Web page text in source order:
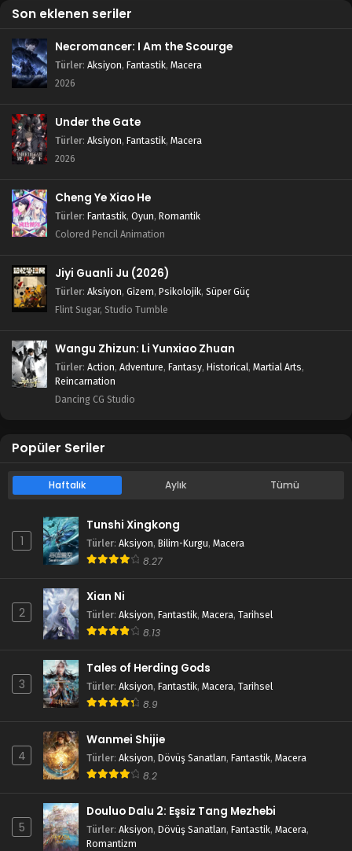
Blm 5 - Temmuz 15, 2022
Rise of the Dragon 4.Bölüm Türkçe Altyazılı
Rise of the Dragon 3.Bölüm Türkçe Altyazılı
Blm 3 - Temmuz 5, 2022
Blm 2 - Temmuz 2, 2022
Blm 1 - Temmuz 2, 2022
Son eklenen seriler
Necromancer: I Am the Scourge
Türler: Aksiyon, Fantastik, Macera
2026
Under the Gate
Türler: Aksiyon, Fantastik, Macera
2026
Cheng Ye Xiao He
Türler: Fantastik, Oyun, Romantik
Colored Pencil Animation
Jiyi Guanli Ju (2026)
Türler: Aksiyon, Gizem, Psikolojik, Süper Güç
Flint Sugar, Studio Tumble
Wangu Zhizun: Li Yunxiao Zhuan
Türler: Action, Adventure, Fantasy, Historical, Martial Arts,
Reincarnation
Dancing CG Studio
Popüler Seriler
Haftalık Aylık Tümü
1
Tunshi Xingkong
Türler: Aksiyon, Bilim-Kurgu, Macera
8.27
2
Xian Ni
Türler: Aksiyon, Fantastik, Macera, Tarihsel
8.13
3
Tales of Herding Gods
Türler: Aksiyon, Fantastik, Macera, Tarihsel
8.9
4
Wanmei Shijie
Türler: Aksiyon, Dövüş Sanatları, Fantastik, Macera
8.2
5
Douluo Dalu 2: Eşsiz Tang Mezhebi
Türler: Aksiyon, Dövüş Sanatları, Fantastik, Macera,
Romantizm